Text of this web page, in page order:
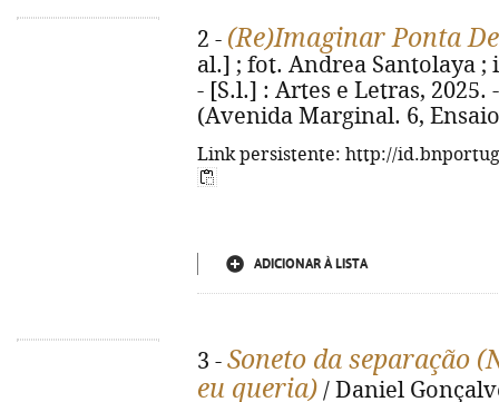
2 - (Re)Imaginar Ponta
al.] ; fot. Andrea Santolaya
- [S.l.] : Artes e Letras, 2025.
(Avenida Marginal. 6,
Link persistente: http://
ADICIONAR À LISTA
3 - Soneto da separação
eu queria) / Daniel